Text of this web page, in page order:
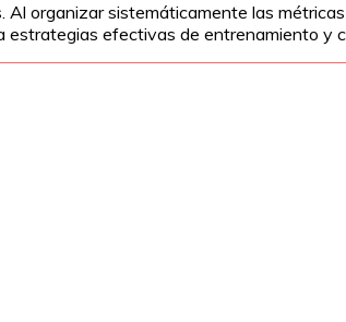
Al organizar sistemáticamente las
efectivas de entrenamiento y